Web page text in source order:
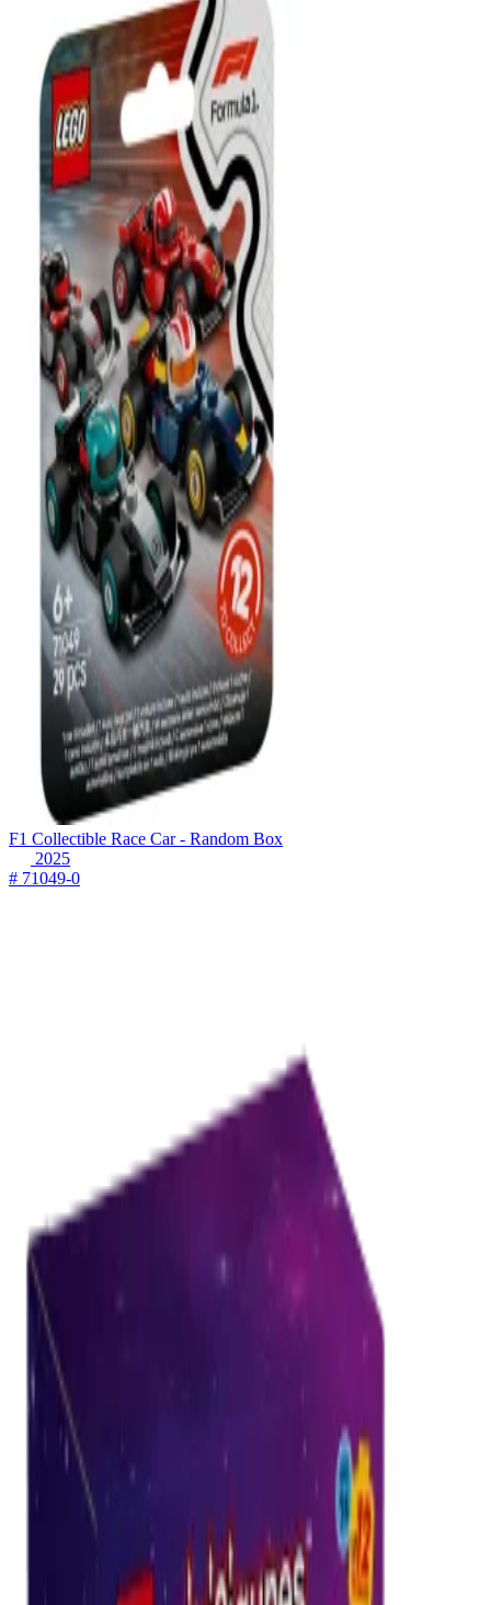
F1 Collectible Race Car - Random Box
2025
# 71049-0